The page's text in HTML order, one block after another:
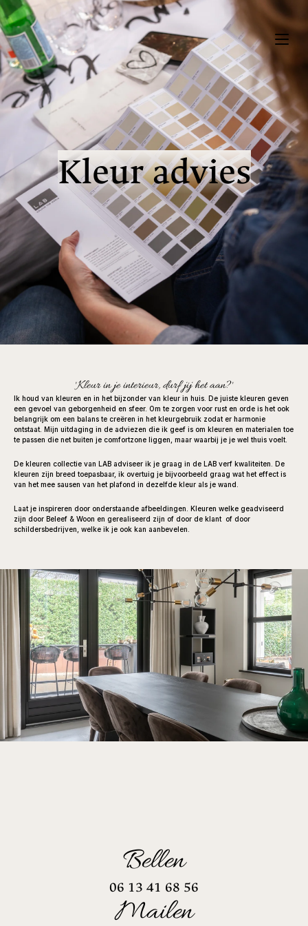
Kleur advies
'Kleur in je interieur, durf jij het aan?'
Ik houd van kleuren en in het bijzonder van kleur in huis. De juiste kleuren geven
een gevoel van geborgenheid en sfeer. Om te zorgen voor rust en orde is het ook
belangrijk om een balans te creëren in het kleurgebruik zodat er harmonie
ontstaat. Mijn uitdaging in de adviezen die ik geef is om kleuren en materialen toe
te passen die net buiten je comfortzone liggen, maar waarbij je je wel thuis voelt.
De kleuren collectie van LAB adviseer ik je graag in de LAB verf kwaliteiten. De
kleuren zijn breed toepasbaar, ik overtuig je bijvoorbeeld graag wat het effect is
van het mee sausen van het plafond in dezelfde kleur als je wand.
Laat je inspireren door onderstaande afbeeldingen. Kleuren welke geadviseerd
zijn door Beleef & Woon en gerealiseerd zijn of door de klant  of door
schildersbedrijven, welke ik je ook kan aanbevelen.
Bellen
06 13 41 68 56
Mailen